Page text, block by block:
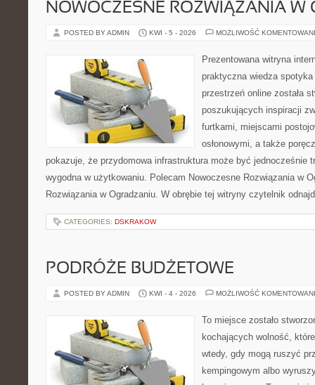
NOWOCZESNE ROZWIĄZANIA W
POSTED BY ADMIN KWI - 5 - 2026 MOŻLIWOŚĆ
Prezentowana witryna
praktyczna wiedza
przestrzeń online została
poszukujących inspiracji
furtkami, miejscami
osłonowymi, a także
pokazuje, że przydomowa infrastruktura może być jednocześnie
wygodna w użytkowaniu. Polecam Nowoczesne Rozwiązania w
Rozwiązania w Ogradzaniu. W obrębie tej witryny czytelnik
CATEGORIES: DSKRAKOW
PODRÓŻE BUDŻETOWE
POSTED BY ADMIN KWI - 4 - 2026 MOŻLIWOŚĆ
To miejsce zostało
kochających wolność,
wtedy, gdy mogą ruszyć
kempingowym albo